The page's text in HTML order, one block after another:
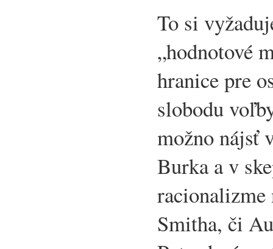
To si
„hodnotové
hranice pre
slobodu
možno nájsť
Burka a v
Smitha, či